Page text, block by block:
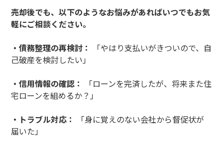
売却後でも、以下のようなお悩みがあればいつでもお気
軽にご相談ください。
・債務整理の再検討：
「やはり支払いがきついので、自
己破産を検討したい」
・信用情報の確認：
「ローンを完済したが、将来また住
宅ローンを組めるか？」
・トラブル対応：
「身に覚えのない会社から督促状が
届いた」